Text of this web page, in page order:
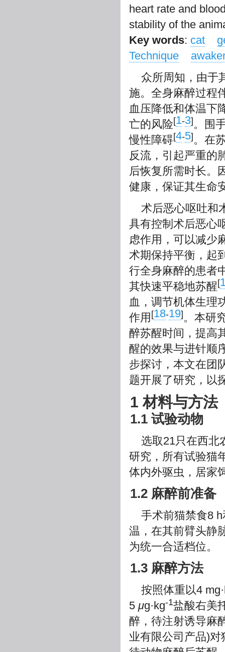
heart rate and
stability of the
Key words: cat
Technique
众所周知，由于
施。全身麻醉过程
血压降低和体温下
亡的风险[1-3]。围
慢性障碍[4-5]。在
反流，引起严重的
后恢复所需时长。
健康，保证其生命
术后恶心呕吐和
具有控制术后恶心
虑作用，可以减少
术期保持平衡，起
行全身麻醉的患者
其快速平稳地苏醒[
血，调节机体生理
作用 [18-19]。本研
醉苏醒时间，提高
醒的效果与进针顺
步探讨，本文在团
题开展了研究，以
1 材料与方法
1.1 试验动物
选取21只在西北
研究，所有试验猫
体内外驱虫，居家
1.2 麻醉前准备
手术前猫禁食8
温，在其前臂头静
为统一合适档位。
1.3 麻醉方法
按照体重以4
5 μg·kg-1盐酸右美
醉，待注射诱导麻
业有限公司产品)